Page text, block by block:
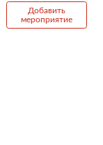
Добавить
мероприятие